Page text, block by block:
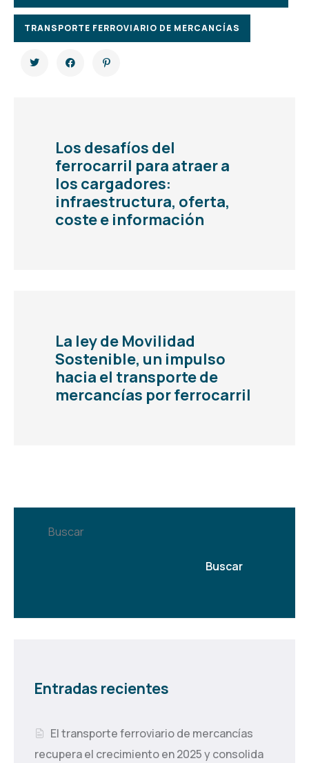
TRANSPORTE FERROVIARIO DE MERCANCÍAS
Los desafíos del
ferrocarril para atraer a
los cargadores:
infraestructura, oferta,
coste e información
La ley de Movilidad
Sostenible, un impulso
hacia el transporte de
mercancías por ferrocarril
Buscar
Buscar
Entradas recientes
El transporte ferroviario de mercancías
recupera el crecimiento en 2025 y consolida